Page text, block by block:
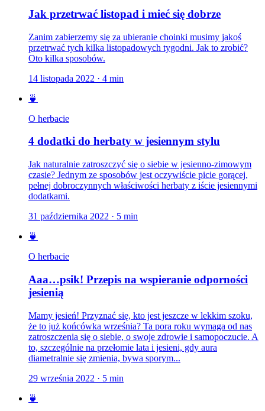
Jak przetrwać listopad i mieć się dobrze
Zanim zabierzemy się za ubieranie choinki musimy jakoś
przetrwać tych kilka listopadowych tygodni. Jak to zrobić?
Oto kilka sposobów.
14 listopada 2022 · 4 min
🍵
O herbacie
4 dodatki do herbaty w jesiennym stylu
Jak naturalnie zatroszczyć się o siebie w jesienno-zimowym
czasie? Jednym ze sposobów jest oczywiście picie gorącej,
pełnej dobroczynnych właściwości herbaty z iście jesiennymi
dodatkami.
31 października 2022 · 5 min
🍵
O herbacie
Aaa…psik! Przepis na wspieranie odporności
jesienią
Mamy jesień! Przyznać się, kto jest jeszcze w lekkim szoku,
że to już końcówka września? Ta pora roku wymaga od nas
zatroszczenia się o siebie, o swoje zdrowie i samopoczucie. A
to, szczególnie na przełomie lata i jesieni, gdy aura
diametralnie się zmienia, bywa sporym...
29 września 2022 · 5 min
🍵